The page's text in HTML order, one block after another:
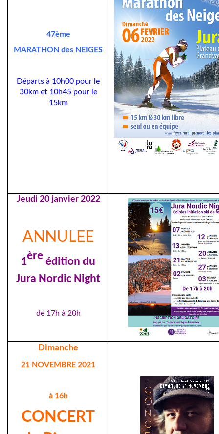
47ème
MARATHON des NEIGES
Départs à 10h00 pour le
30km et 10h45 pour le
15km
Jeudi 20 janvier 2022
ANNULEE
1ère édition du
Jura Nordic Night
de 17h à 20h
Dimanche
21 NOVEMBRE 2021
à 16h
CONCERT